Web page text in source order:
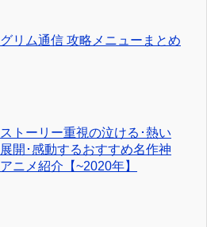
グリム通信 攻略メニューまとめ
ストーリー重視の泣ける･熱い
展開･感動するおすすめ名作神
アニメ紹介【~2020年】